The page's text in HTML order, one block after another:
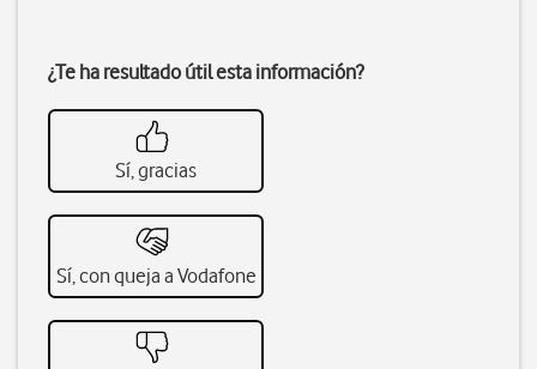
¿Te ha resultado útil esta información?
Sí, gracias
Sí, con queja a Vodafone